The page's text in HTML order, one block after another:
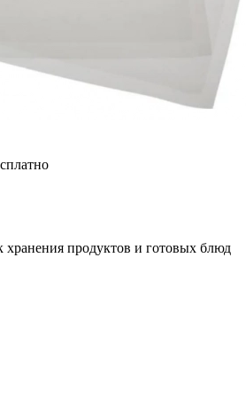
хранения продуктов и готовых блюд